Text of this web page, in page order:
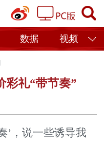
数据 视频
彩礼“带节奏”
，说一些诱导我